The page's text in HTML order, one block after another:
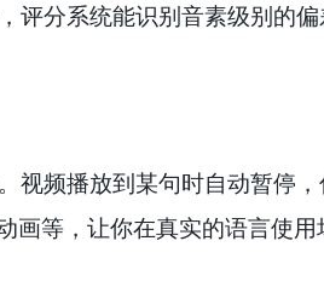
评分系统能识别音素级别的
视频播放到某句时自动暂停
等，让你在真实的语言使用